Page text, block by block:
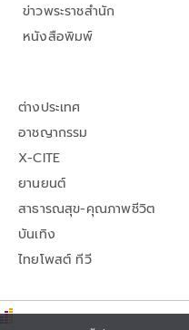
ข่าวพระราชสำนัก
หนังสือพิมพ์
ต่างประเทศ
อาชญากรรม
X-CITE
ยานยนต์
สาธารณสุข-คุณภาพชีวิต
บันเทิง
ไทยโพสต์ ทีวี